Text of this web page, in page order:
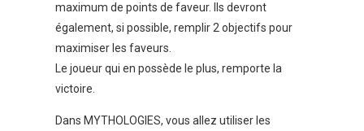
maximum de points de faveur. Ils devront
également, si possible, remplir 2 objectifs pour
maximiser les faveurs.
Le joueur qui en possède le plus, remporte la
victoire.
Dans MYTHOLOGIES, vous allez utiliser les